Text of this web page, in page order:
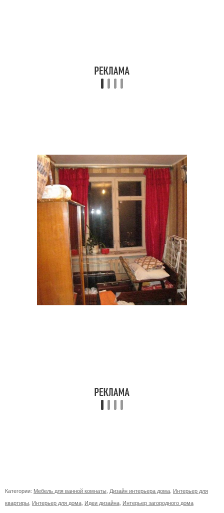
Категории: Мебель для ванной комнаты Дизайн интерьера дома Интерьер для
квартиры Интерьер для дома Идеи дизайна Интерьер загородного дома